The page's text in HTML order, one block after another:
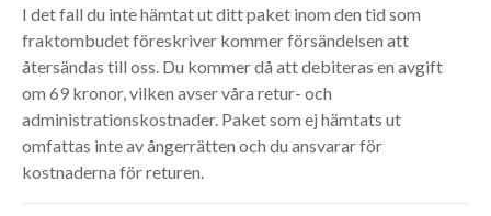
I det fall du inte hämtat ut ditt paket inom den tid som
fraktombudet föreskriver kommer försändelsen att
återsändas till oss. Du kommer då att debiteras en avgift
om 69 kronor, vilken avser våra retur- och
administrationskostnader. Paket som ej hämtats ut
omfattas inte av ångerrätten och du ansvarar för
kostnaderna för returen.